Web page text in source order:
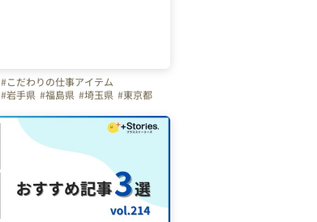
#こだわりの仕事アイテム
#岩手県 #福島県 #埼玉県 #東京都